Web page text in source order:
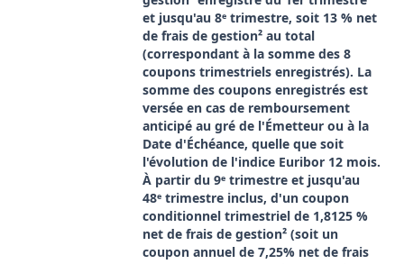
et jusqu'au 8ᵉ trimestre, soit 13 % net
de frais de gestion² au total
(correspondant à la somme des 8
coupons trimestriels enregistrés). La
somme des coupons enregistrés est
versée en cas de remboursement
anticipé au gré de l'Émetteur ou à la
Date d'Échéance, quelle que soit
l'évolution de l'indice Euribor 12 mois.
À partir du 9ᵉ trimestre et jusqu'au
48ᵉ trimestre inclus, d'un coupon
conditionnel trimestriel de 1,8125 %
net de frais de gestion² (soit un
coupon annuel de 7,25% net de frais